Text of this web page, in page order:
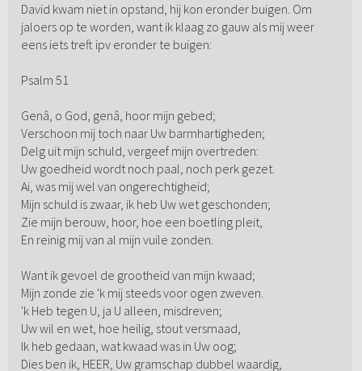
David kwam niet in opstand, hij kon eronder buigen. Om
jaloers op te worden, want ik klaag zo gauw als mij weer
eens iets treft ipv eronder te buigen:
Psalm 51
Genâ, o God, genâ, hoor mijn gebed;
Verschoon mij toch naar Uw barmhartigheden;
Delg uit mijn schuld, vergeef mijn overtreden:
Uw goedheid wordt noch paal, noch perk gezet.
Ai, was mij wel van ongerechtigheid;
Mijn schuld is zwaar, ik heb Uw wet geschonden;
Zie mijn berouw, hoor, hoe een boetling pleit,
En reinig mij van al mijn vuile zonden.
Want ik gevoel de grootheid van mijn kwaad;
Mijn zonde zie 'k mij steeds voor ogen zweven.
'k Heb tegen U, ja U alleen, misdreven;
Uw wil en wet, hoe heilig, stout versmaad,
Ik heb gedaan, wat kwaad was in Uw oog;
Dies ben ik, HEER, Uw gramschap dubbel waardig,